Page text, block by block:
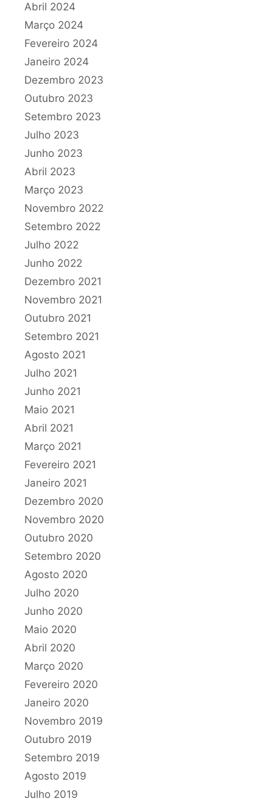
Abril 2024
Março 2024
Fevereiro 2024
Janeiro 2024
Dezembro 2023
Outubro 2023
Setembro 2023
Julho 2023
Junho 2023
Abril 2023
Março 2023
Novembro 2022
Setembro 2022
Julho 2022
Junho 2022
Dezembro 2021
Novembro 2021
Outubro 2021
Setembro 2021
Agosto 2021
Julho 2021
Junho 2021
Maio 2021
Abril 2021
Março 2021
Fevereiro 2021
Janeiro 2021
Dezembro 2020
Novembro 2020
Outubro 2020
Setembro 2020
Agosto 2020
Julho 2020
Junho 2020
Maio 2020
Abril 2020
Março 2020
Fevereiro 2020
Janeiro 2020
Novembro 2019
Outubro 2019
Setembro 2019
Agosto 2019
Julho 2019